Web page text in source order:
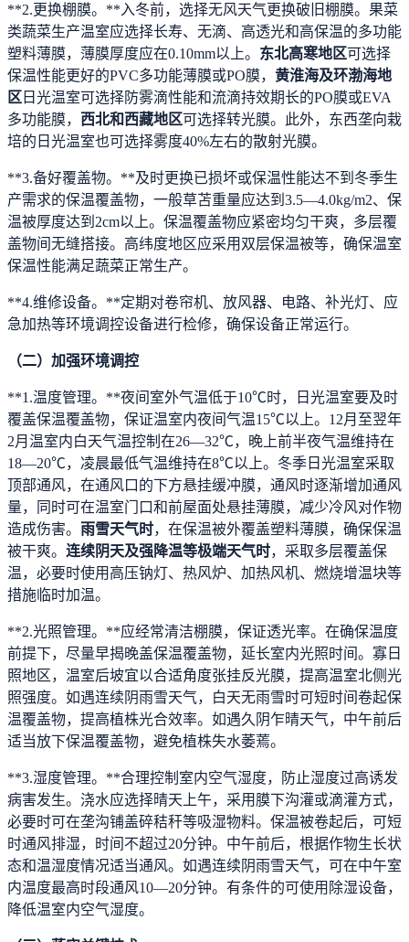
**2.更换棚膜。**入冬前，选择无风天气更换破旧棚膜。果菜
类蔬菜生产温室应选择长寿、无滴、高透光和高保温的多功能
塑料薄膜，薄膜厚度应在0.10mm以上。 东北高寒地区可选择
保温性能更好的PVC多功能薄膜或PO膜， 黄淮海及环渤海地
区 日光温室可选择防雾滴性能和流滴持效期长的PO膜或EVA
多功能膜， 西北和西藏地区可选择转光膜。此外，东西垄向栽
培的日光温室也可选择雾度40%左右的散射光膜。
**3.备好覆盖物。**及时更换已损坏或保温性能达不到冬季生
产需求的保温覆盖物，一般草苫重量应达到3.5—4.0kg/m2、保
温被厚度达到2cm以上。保温覆盖物应紧密均匀干爽，多层覆
盖物间无缝搭接。高纬度地区应采用双层保温被等，确保温室
保温性能满足蔬菜正常生产。
**4.维修设备。**定期对卷帘机、放风器、电路、补光灯、应
急加热等环境调控设备进行检修，确保设备正常运行。
（二）加强环境调控
**1.温度管理。**夜间室外气温低于10℃时，日光温室要及时
覆盖保温覆盖物，保证温室内夜间气温15℃以上。12月至翌年
2月温室内白天气温控制在26—32℃，晚上前半夜气温维持在
18—20℃，凌晨最低气温维持在8℃以上。冬季日光温室采取
顶部通风，在通风口的下方悬挂缓冲膜，通风时逐渐增加通风
量，同时可在温室门口和前屋面处悬挂薄膜，减少冷风对作物
造成伤害。 雨雪天气时，在保温被外覆盖塑料薄膜，确保保温
被干爽。 连续阴天及强降温等极端天气时，采取多层覆盖保
温，必要时使用高压钠灯、热风炉、加热风机、燃烧增温块等
措施临时加温。
**2.光照管理。**应经常清洁棚膜，保证透光率。在确保温度
前提下，尽量早揭晚盖保温覆盖物，延长室内光照时间。寡日
照地区，温室后坡宜以合适角度张挂反光膜，提高温室北侧光
照强度。如遇连续阴雨雪天气，白天无雨雪时可短时间卷起保
温覆盖物，提高植株光合效率。如遇久阴乍晴天气，中午前后
适当放下保温覆盖物，避免植株失水萎蔫。
**3.湿度管理。**合理控制室内空气湿度，防止湿度过高诱发
病害发生。浇水应选择晴天上午，采用膜下沟灌或滴灌方式，
必要时可在垄沟铺盖碎秸秆等吸湿物料。保温被卷起后，可短
时通风排湿，时间不超过20分钟。中午前后，根据作物生长状
态和温湿度情况适当通风。如遇连续阴雨雪天气，可在中午室
内温度最高时段通风10—20分钟。有条件的可使用除湿设备，
降低温室内空气湿度。